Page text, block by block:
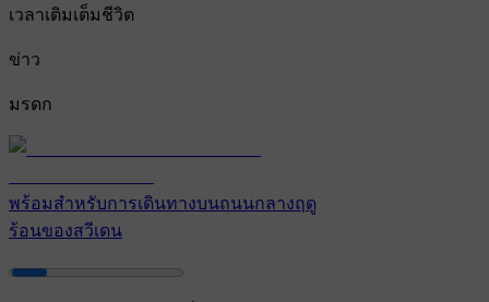
เวลาเติมเต็มชีวิต
ข่าว
มรดก
พร้อมสําหรับการเดินทางบนถนนกลางฤดู
ร้อนของสวีเดน